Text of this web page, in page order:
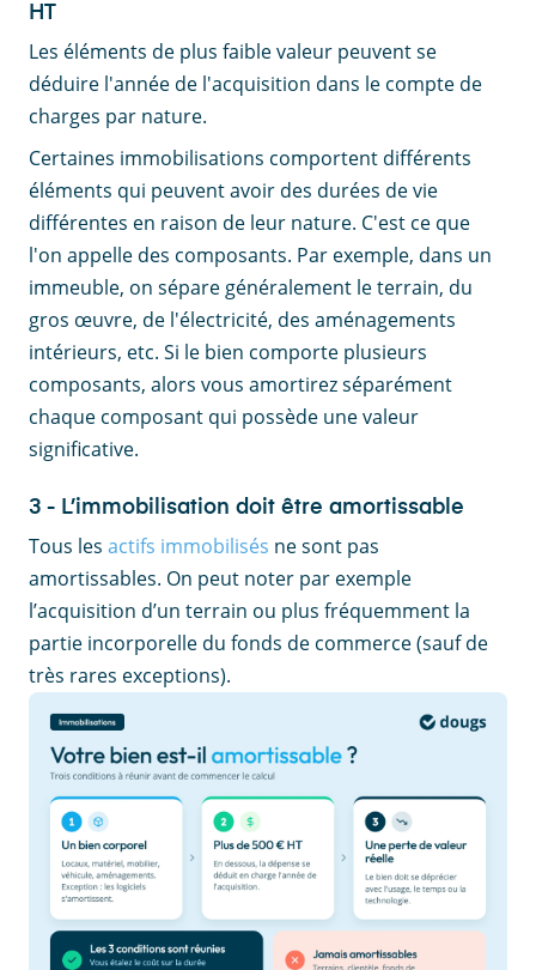
HT
Les éléments de plus faible valeur peuvent se
déduire l'année de l'acquisition dans le compte de
charges par nature.
Certaines immobilisations comportent différents
éléments qui peuvent avoir des durées de vie
différentes en raison de leur nature. C'est ce que
l'on appelle des composants. Par exemple, dans un
immeuble, on sépare généralement le terrain, du
gros œuvre, de l'électricité, des aménagements
intérieurs, etc. Si le bien comporte plusieurs
composants, alors vous amortirez séparément
chaque composant qui possède une valeur
significative.
3 - L’immobilisation doit être amortissable
Tous les actifs immobilisés ne sont pas
amortissables. On peut noter par exemple
l’acquisition d’un terrain ou plus fréquemment la
partie incorporelle du fonds de commerce (sauf de
très rares exceptions).